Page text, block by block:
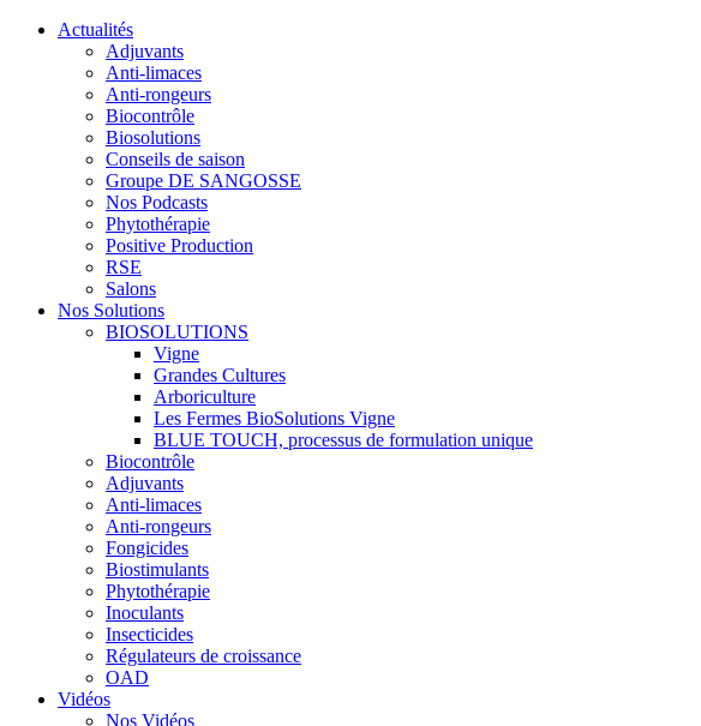
Actualités
Adjuvants
Anti-limaces
Anti-rongeurs
Biocontrôle
Biosolutions
Conseils de saison
Groupe DE SANGOSSE
Nos Podcasts
Phytothérapie
Positive Production
RSE
Salons
Nos Solutions
BIOSOLUTIONS
Vigne
Grandes Cultures
Arboriculture
Les Fermes BioSolutions Vigne
BLUE TOUCH, processus de formulation unique
Biocontrôle
Adjuvants
Anti-limaces
Anti-rongeurs
Fongicides
Biostimulants
Phytothérapie
Inoculants
Insecticides
Régulateurs de croissance
OAD
Vidéos
Nos Vidéos